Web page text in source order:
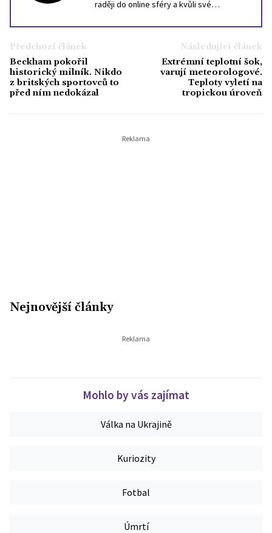
raději do online sféry a kvůli své
jménem ani tváří nechlubím. Stejně se není
na co koukat. Mám ráda kočky, svůj skútr a
Předchozí článek
Beckham pokořil
historický milník. Nikdo
z britských sportovců to
před ním nedokázal
Následující článek
Extrémní teplotní šok,
varují meteorologové.
Teploty vyletí na
tropickou úroveň
Nejnovější články
Mohlo by vás zajímat
Válka na Ukrajině
Kuriozity
Fotbal
Úmrtí